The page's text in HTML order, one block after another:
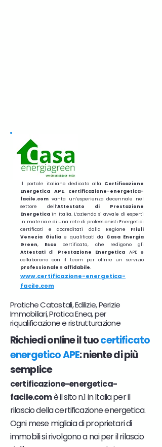
Il portale italiano dedicato alla Certificazione
Energetica APE. certificazione-energetica-
facile.com vanta un’esperienza decennale nel
settore dell’Attestato di Prestazione
Energetica in Italia. L’azienda si avvale di esperti
in materia e di una rete di professionisti Energetici
certificati e accreditati dalla Regione Friuli
Venezia Giuliae qualificati da
Casa Energia
Green, Escocertificata, che redigono gli
Attestatidi Prestazione Energetica APE e
collaborano con il team per offrire un servizio
professionale e affidabile.
www.certificazione-energetica-
facile.com
Pratiche Catastali, Edilizie, Perizie
Immobiliari, Pratica Enea, per
riqualificazione e ristrutturazione
Richiedi online il tuocertificato
energetico APE: niente di più
semplice
certificazione-energetica-
facile.comè il sito n.1 in Italia per il
rilascio della certificazione energetica.
Ogni mese migliaia di proprietari di
immobili si rivolgono a noi per il rilascio